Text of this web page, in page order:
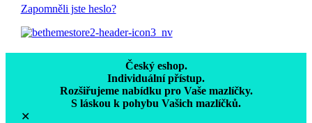
Zapomněli jste heslo?
Český eshop.
Individuální přístup.
Rozšiřujeme nabídku pro Vaše mazlíčky.
S láskou k pohybu Vašich mazlíčků.
✕